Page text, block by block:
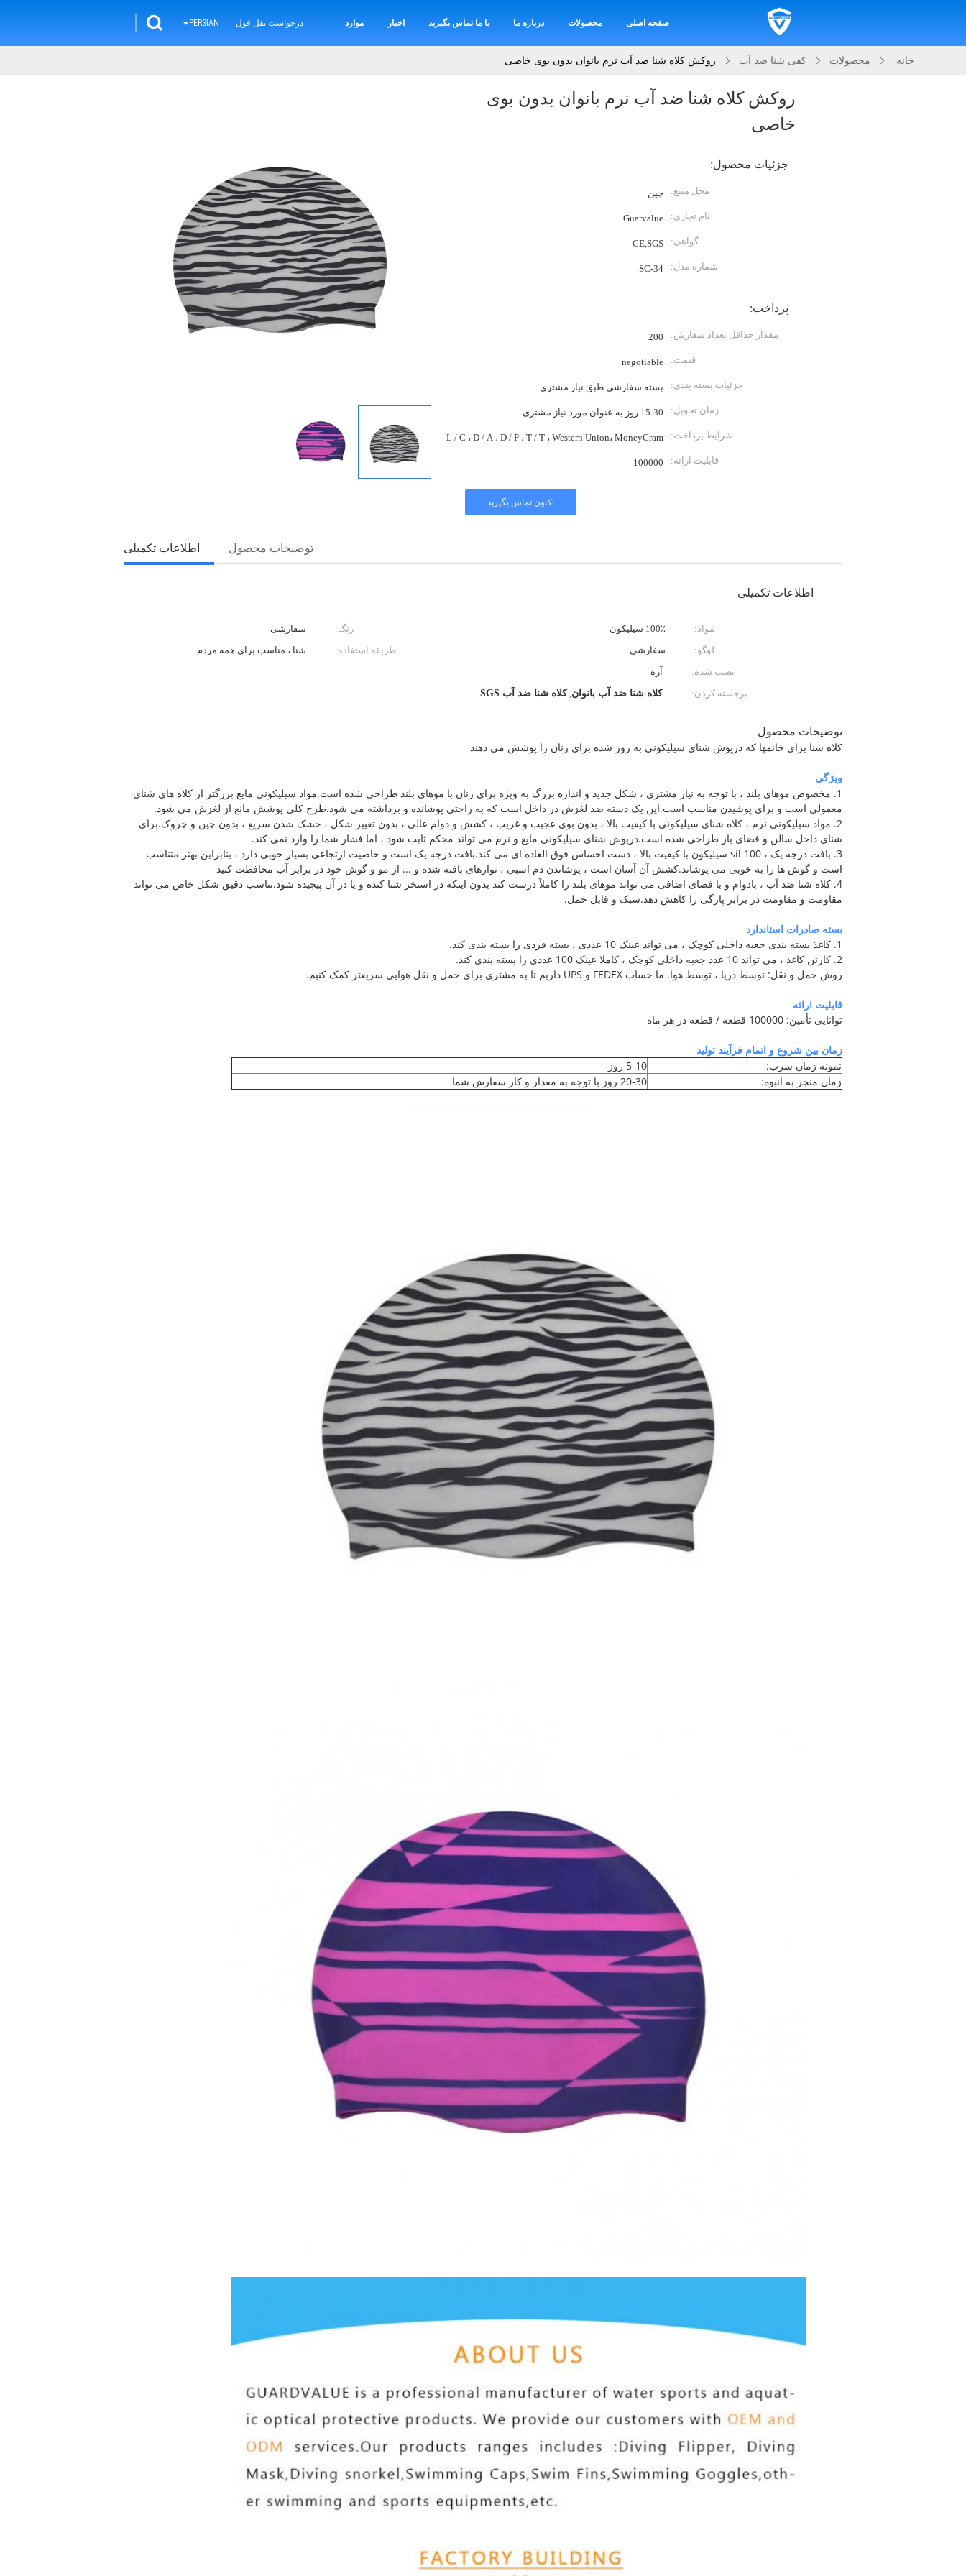
صفحه اصلی محصولات درباره ما با ما تماس بگیرید اخبار موارد درخواست نقل قول PERSIAN
خانه محصولات کفی شنا ضد آب روکش کلاه شنا ضد آب نرم بانوان بدون بوی خاصی
روکش کلاه شنا ضد آب نرم بانوان بدون بوی
خاصی
جزئیات محصول:
محل منبع: چین
نام تجاری: Guarvalue
گواهی: CE,SGS
شماره مدل: SC-34
پرداخت:
مقدار حداقل تعداد سفارش: 200
قیمت: negotiable
جزئیات بسته بندی: بسته سفارشی طبق نیاز مشتری.
زمان تحویل: 15-30 روز به عنوان مورد نیاز مشتری
شرایط پرداخت: L / C ، D / A ، D / P ، T / T ، Western Union، MoneyGram
قابلیت ارائه: 100000
اکنون تماس بگیرید
اطلاعات تکمیلی توضیحات محصول
اطلاعات تکمیلی
مواد: 100٪ سیلیکون رنگ:
سفارشی
لوگو:
سفارشی طریقه استفاده:
شنا ، مناسب برای همه مردم
نصب شده:
آره
برجسته کردن:
کلاه شنا ضد آب بانوان,کلاه شنا ضد آب SGS
توضیحات محصول
کلاه شنا برای خانمها که درپوش شنای سیلیکونی به روز شده برای زنان را پوشش می دهند
ویژگی
1. مخصوص موهای بلند ، با توجه به نیاز مشتری ، شکل جدید و اندازه بزرگ به ویژه برای زنان با موهای بلند طراحی شده است.مواد سیلیکونی مایع بزرگتر از کلاه های شنای
معمولی است و برای پوشیدن مناسب است.این یک دسته ضد لغزش در داخل است که به راحتی پوشانده و برداشته می شود.طرح کلی پوشش مانع از لغزش می شود.
2. مواد سیلیکونی نرم ، کلاه شنای سیلیکونی با کیفیت بالا ، بدون بوی عجیب و غریب ، کشش و دوام عالی ، بدون تغییر شکل ، خشک شدن سریع ، بدون چین و چروک.برای
شنای داخل سالن و فضای باز طراحی شده است.درپوش شنای سیلیکونی مایع و نرم می تواند محکم ثابت شود ، اما فشار شما را وارد نمی کند.
3. بافت درجه یک ، 100 sil سیلیکون با کیفیت بالا ، دست احساس فوق العاده ای می کند.بافت درجه یک است و خاصیت ارتجاعی بسیار خوبی دارد ، بنابراین بهتر متناسب
است و گوش ها را به خوبی می پوشاند.کشش آن آسان است ، پوشاندن دم اسبی ، نوارهای بافته شده و ... از مو و گوش خود در برابر آب محافظت کنید
4. کلاه شنا ضد آب ، بادوام و با فضای اضافی می تواند موهای بلند را کاملاً درست کند بدون اینکه در استخر شنا کنده و یا در آن پیچیده شود.تناسب دقیق شکل خاص می تواند
مقاومت و مقاومت در برابر پارگی را کاهش دهد.سبک و قابل حمل.
بسته صادرات استاندارد
1. کاغذ بسته بندی جعبه داخلی کوچک ، می تواند عینک 10 عددی ، بسته فردی را بسته بندی کند.
2. کارتن کاغذ ، می تواند 10 عدد جعبه داخلی کوچک ، کاملا عینک 100 عددی را بسته بندی کند.
روش حمل و نقل: توسط دریا ، توسط هوا. ما حساب FEDEX و UPS داریم تا به مشتری برای حمل و نقل هوایی سریعتر کمک کنیم.
قابلیت ارائه
توانایی تأمین: 100000 قطعه / قطعه در هر ماه
زمان بین شروع و اتمام فرآیند تولید
نمونه زمان سرب:
5-10 روز
زمان منجر به انبوه:
20-30 روز با توجه به مقدار و کار سفارش شما